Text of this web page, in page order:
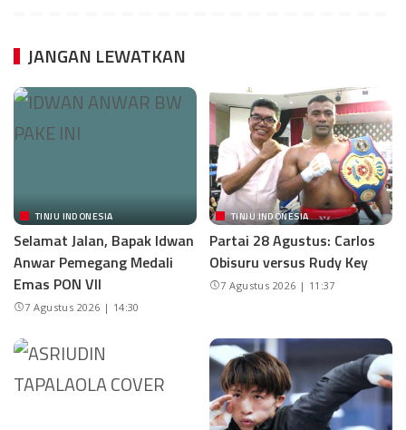
JANGAN LEWATKAN
TINJU INDONESIA
Selamat Jalan, Bapak Idwan
Anwar Pemegang Medali
Emas PON VII
7 Agustus 2026 | 14:30
TINJU INDONESIA
Partai 28 Agustus: Carlos
Obisuru versus Rudy Key
7 Agustus 2026 | 11:37